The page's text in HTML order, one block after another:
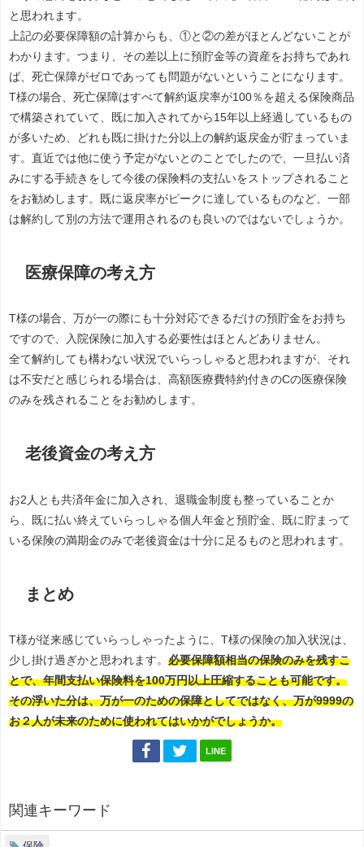
と思われます。
上記の必要保障額の計算からも、①と②の差がほとんどないことが
わかります。つまり、その差以上に預貯金等の資産をお持ちであれ
ば、死亡保障がゼロであっても問題がないということになります。
T様の場合、死亡保障はすべて解約返戻率が100％を超える保険商品
で構築されていて、既に加入されてから15年以上経過しているもの
が多いため、どれも既に掛けた分以上の解約返戻金が貯まっていま
す。直近では他に使う予定がないとのことでしたので、一旦払い済
みにする手続きをして今後の保険料の支払いをストップされること
をお勧めします。既に返戻率がピークに達しているものなど、一部
は解約して別の方法で運用されるのも良いのではないでしょうか。
医療保障の考え方
T様の場合、万が一の際にも十分対応できるだけの預貯金をお持ち
ですので、入院保険に加入する必要性はほとんどありません。
全て解約しても構わない状況でいらっしゃると思われますが、それ
は不安だと感じられる場合は、高額医療費特約付きのCの医療保険
のみを残されることをお勧めします。
老後資金の考え方
お2人とも共済年金に加入され、退職金制度も整っていることか
ら、既に払い終えていらっしゃる個人年金と預貯金、既に貯まって
いる保険の満期金のみで老後資金は十分に足るものと思われます。
まとめ
T様が従来感じていらっしゃったように、T様の保険の加入状況は、
少し掛け過ぎかと思われます。 必要保障額相当の保険のみを残すこ
とで、年間支払い保険料を100万円以上圧縮することも可能です。
その浮いた分は、万が一のための保障としてではなく、万が9999の
お２人が未来のために使われてはいかがでしょうか。
LINE
関連キーワード